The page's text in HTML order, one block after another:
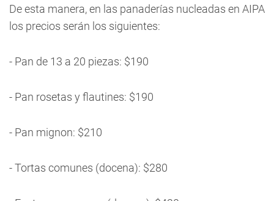
De esta manera, en las panaderías nucleadas en AIPA
los precios serán los siguientes:
- Pan de 13 a 20 piezas: $190
- Pan rosetas y flautines: $190
- Pan mignon: $210
- Tortas comunes (docena): $280